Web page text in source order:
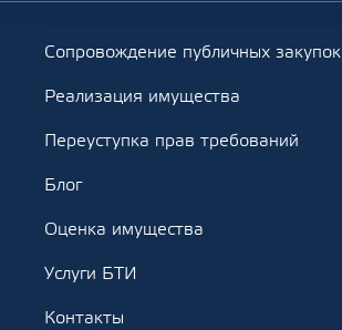
Сопровождение публичных закупок
Реализация имущества
Переуступка прав требований
Блог
Оценка имущества
Услуги БТИ
Контакты